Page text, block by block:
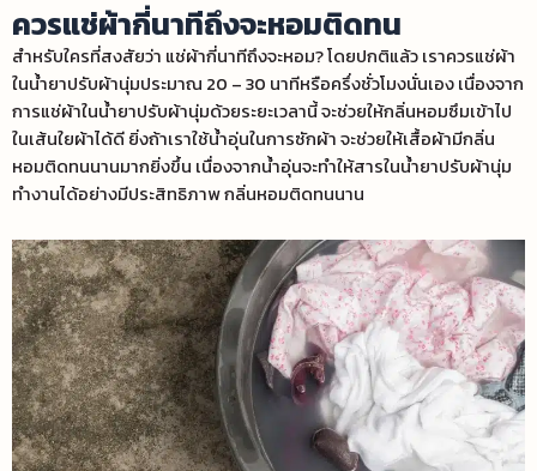
ควรแช่ผ้ากี่นาทีถึงจะหอมติดทน
สำหรับใครที่สงสัยว่า แช่ผ้ากี่นาทีถึงจะหอม?โดยปกติแล้ว เราควรแช่ผ้า
ในน้ำยาปรับผ้านุ่มประมาณ 20 – 30 นาทีหรือครึ่งชั่วโมงนั่นเอง เนื่องจาก
การแช่ผ้าในน้ำยาปรับผ้านุ่มด้วยระยะเวลานี้ จะช่วยให้กลิ่นหอมซึมเข้าไป
ในเส้นใยผ้าได้ดี ยิ่งถ้าเราใช้น้ำอุ่นในการซักผ้า จะช่วยให้เสื้อผ้ามีกลิ่น
หอมติดทนนานมากยิ่งขึ้น เนื่องจากน้ำอุ่นจะทำให้สารในน้ำยาปรับผ้านุ่ม
ทำงานได้อย่างมีประสิทธิภาพ กลิ่นหอมติดทนนาน